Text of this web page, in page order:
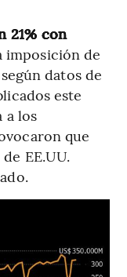
21% con
imposición de
datos de
este
a los
que
EE.UU.